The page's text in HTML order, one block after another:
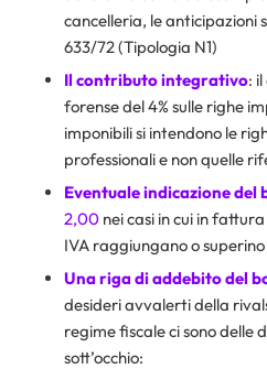
cancelleria, le anticipazioni
633/72 (Tipologia N1)
Il contributo integrativo:
forense del 4% sulle righe
imponibili si intendono le
professionali e non quelle
Eventuale indicazione del
2,00nei casi in cui in
IVA raggiungano o
Una riga di addebito del
desideri avvalerti della
regime fiscale ci sono delle
sott’occhio: